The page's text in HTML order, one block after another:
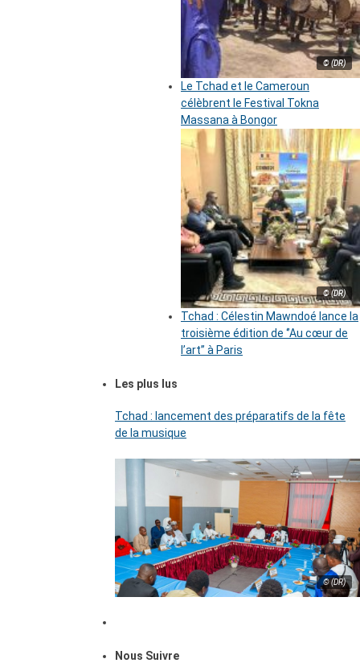
© (DR)
Le Tchad et le Cameroun
célèbrent le Festival Tokna
Massana à Bongor
© (DR)
Tchad : Célestin Mawndoé lance la
troisième édition de ‘’Au cœur de
l’art’’ à Paris
Les plus lus
Tchad : lancement des préparatifs de la fête
de la musique
© (DR)
Nous Suivre